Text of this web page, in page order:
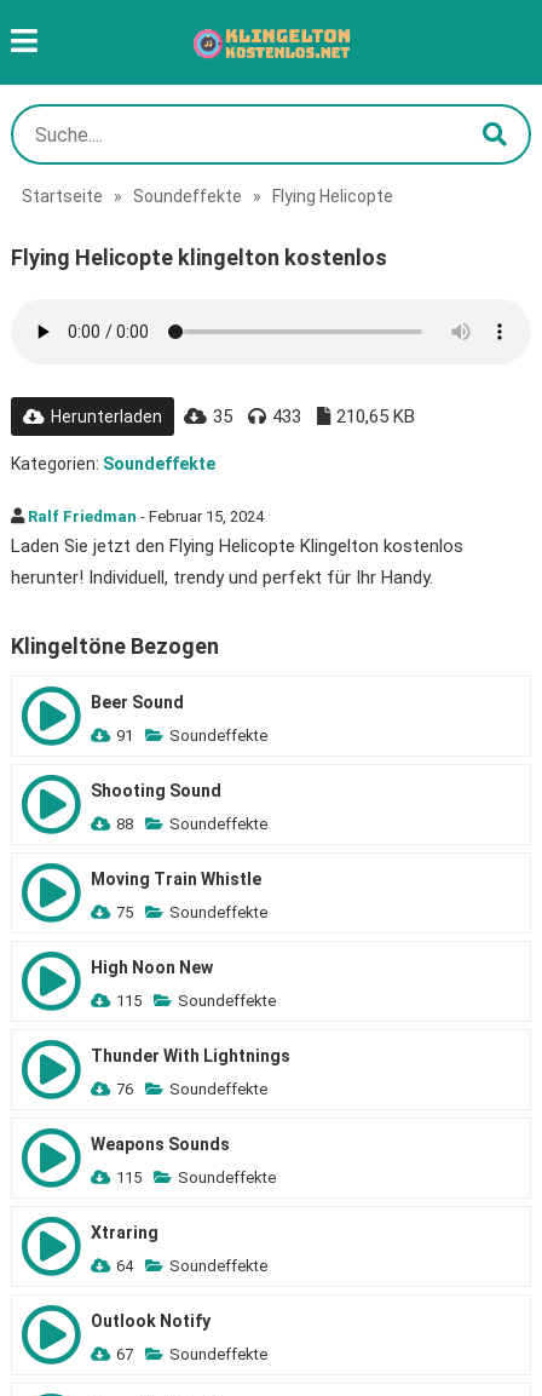
Startseite » Soundeffekte » Flying Helicopte
Flying Helicopte klingelton kostenlos
Herunterladen 35 433 210,65 KB
Kategorien: Soundeffekte
Ralf Friedman - Februar 15, 2024
Laden Sie jetzt den Flying Helicopte Klingelton kostenlos
herunter! Individuell, trendy und perfekt für Ihr Handy.
Klingeltöne Bezogen
Beer Sound
91 Soundeffekte
Shooting Sound
88 Soundeffekte
Moving Train Whistle
75 Soundeffekte
High Noon New
115 Soundeffekte
Thunder With Lightnings
76 Soundeffekte
Weapons Sounds
115 Soundeffekte
Xtraring
64 Soundeffekte
Outlook Notify
67 Soundeffekte